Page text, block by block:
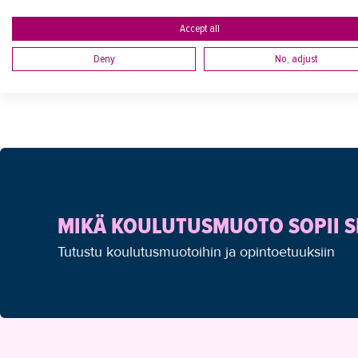
MIKÄ KOULUTUSMUOTO SOPII
Tutustu koulutusmuotoihin ja opintoetuuksiin
Accept all
Deny No, adjust